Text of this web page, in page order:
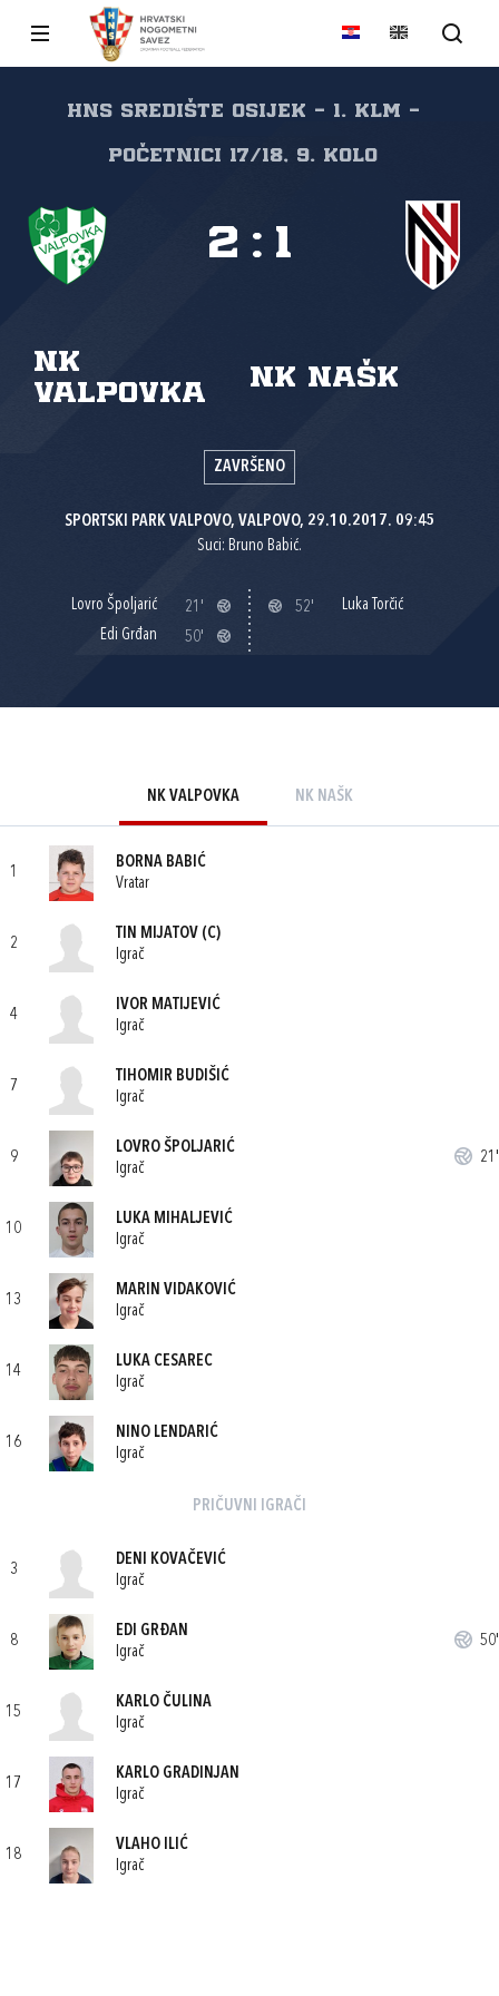
HNS Središte Osijek - 1. KLM -
Početnici 17/18, 9. kolo
NK
Valpovka
NK NAŠK
2 : 1
ZAVRŠENO
SPORTSKI PARK VALPOVO, VALPOVO, 29.10.2017. 09:45
Suci: Bruno Babić.
Lovro Špoljarić
21'
Edi Grđan
50'
52' Luka Torčić
NK VALPOVKA NK NAŠK
1
BORNA BABIĆ
Vratar
2
TIN MIJATOV (C)
Igrač
4
IVOR MATIJEVIĆ
Igrač
7
TIHOMIR BUDIŠIĆ
Igrač
9
LOVRO ŠPOLJARIĆ
Igrač
21'
10
LUKA MIHALJEVIĆ
Igrač
13
MARIN VIDAKOVIĆ
Igrač
14
LUKA CESAREC
Igrač
16
NINO LENDARIĆ
Igrač
PRIČUVNI IGRAČI
3
DENI KOVAČEVIĆ
Igrač
8
EDI GRĐAN
Igrač
50'
15
KARLO ČULINA
Igrač
17
KARLO GRADINJAN
Igrač
18
VLAHO ILIĆ
Igrač